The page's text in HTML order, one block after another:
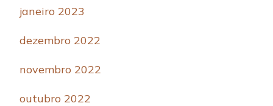
janeiro 2023
dezembro 2022
novembro 2022
outubro 2022